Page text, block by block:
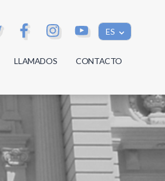
ES
LLAMADOS CONTACTO